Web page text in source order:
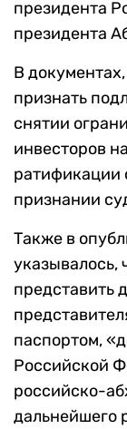
президента
президента
В
признать
снятии
инвесторов
ратификации
признании
Также в
указывалось,
представить
паспортом,
Российской
российско-
дальнейшего